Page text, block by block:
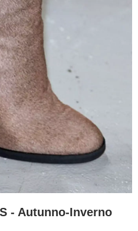
- Autunno-Inverno